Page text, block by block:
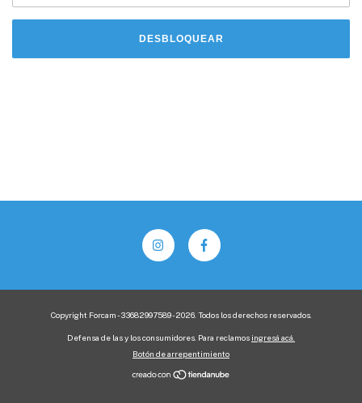
DESBLOQUEAR
Copyright Forcam - 33682997589 - 2026. Todos los derechos reservados.
Defensa de las y los consumidores. Para reclamos ingresá acá.
Botón de arrepentimiento